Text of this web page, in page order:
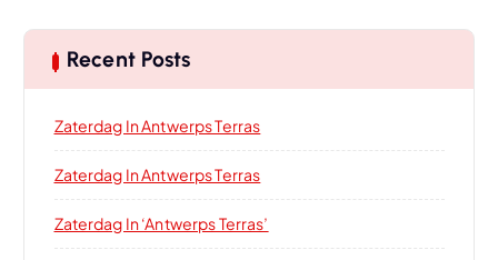
Recent Posts
Zaterdag In Antwerps Terras
Zaterdag In Antwerps Terras
Zaterdag In ‘Antwerps Terras’